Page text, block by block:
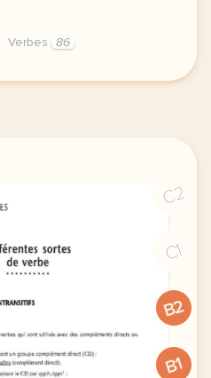
Verbes 86
materiel pour
C2
C1
B2
B1